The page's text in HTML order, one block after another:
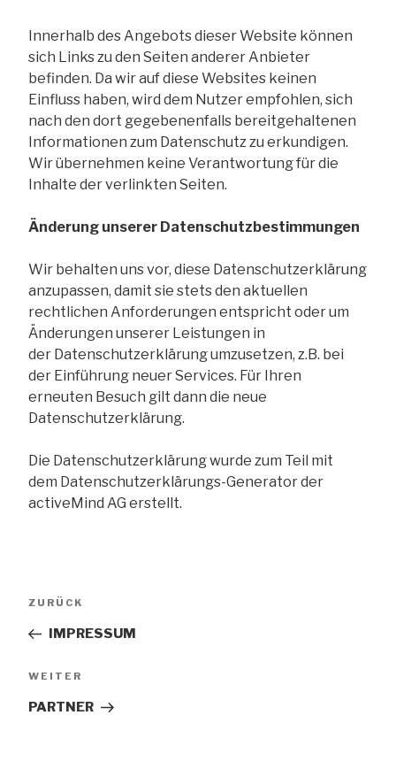
Innerhalb des Angebots dieser Website können
sich Links zu den Seiten anderer Anbieter
befinden. Da wir auf diese Websites keinen
Einfluss haben, wird dem Nutzer empfohlen, sich
nach den dort gegebenenfalls bereitgehaltenen
Informationen zum Datenschutz zu erkundigen.
Wir übernehmen keine Verantwortung für die
Inhalte der verlinkten Seiten.
Änderung unserer Datenschutzbestimmungen
Wir behalten uns vor, diese Datenschutzerklärung
anzupassen, damit sie stets den aktuellen
rechtlichen Anforderungen entspricht oder um
Änderungen unserer Leistungen in
der Datenschutzerklärung umzusetzen, z.B. bei
der Einführung neuer Services. Für Ihren
erneuten Besuch gilt dann die neue
Datenschutzerklärung.
Die Datenschutzerklärung wurde zum Teil mit
dem Datenschutzerklärungs-Generator der
activeMind AG erstellt.
Vorheriger
ZURÜCK
IMPRESSUM
Nächster
WEITER
PARTNER